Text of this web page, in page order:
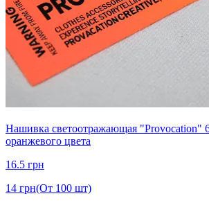
Нашивка светоотражающая "Provocation"
оранжевого цвета
16.5 грн
14 грн(От 100 шт)